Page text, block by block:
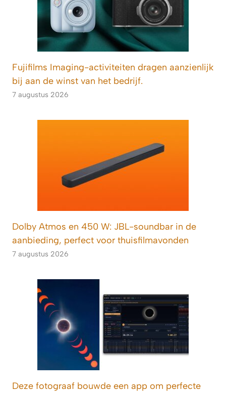
Fujifilms Imaging-activiteiten dragen aanzienlijk
bij aan de winst van het bedrijf.
7 augustus 2026
Dolby Atmos en 450 W: JBL-soundbar in de
aanbieding, perfect voor thuisfilmavonden
7 augustus 2026
Deze fotograaf bouwde een app om perfecte